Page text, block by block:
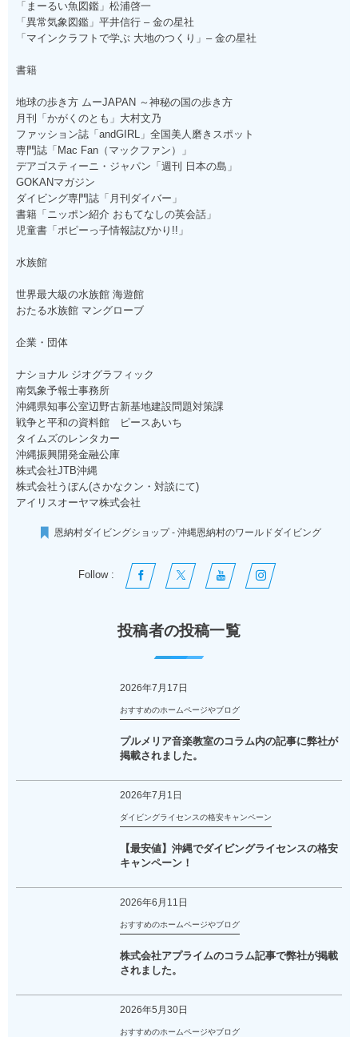
「まーるい魚図鑑」松浦啓一
「異常気象図鑑」平井信行 – 金の星社
「マインクラフトで学ぶ 大地のつくり」– 金の星社
書籍
地球の歩き方 ムーJAPAN ～神秘の国の歩き方
月刊「かがくのとも」大村文乃
ファッション誌「andGIRL」全国美人磨きスポット
専門誌「Mac Fan（マックファン）」
デアゴスティーニ・ジャパン「週刊 日本の島」
GOKANマガジン
ダイビング専門誌「月刊ダイバー」
書籍「ニッポン紹介 おもてなしの英会話」
児童書「ポピーっ子情報誌ぴかり!!」
水族館
世界最大級の水族館 海遊館
おたる水族館 マングローブ
企業・団体
ナショナル ジオグラフィック
南気象予報士事務所
沖縄県知事公室辺野古新基地建設問題対策課
戦争と平和の資料館 ピースあいち
タイムズのレンタカー
沖縄振興開発金融公庫
株式会社JTB沖縄
株式会社うぼん(さかなクン・対談にて)
アイリスオーヤマ株式会社
恩納村ダイビングショップ - 沖縄恩納村のワールドダイビング
Follow :
投稿者の投稿一覧
2026年7月17日
おすすめのホームページやブログ
プルメリア音楽教室のコラム内の記事に弊社が
掲載されました。
2026年7月1日
ダイビングライセンスの格安キャンペーン
【最安値】沖縄でダイビングライセンスの格安
キャンペーン！
2026年6月11日
おすすめのホームページやブログ
株式会社アプライムのコラム記事で弊社が掲載
されました。
2026年5月30日
おすすめのホームページやブログ